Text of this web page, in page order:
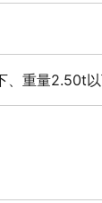
重量2.50t